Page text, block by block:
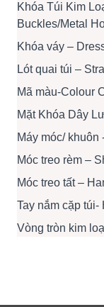
Khóa Túi Kim
Buckles/Metal
Khóa váy –
Lót quai túi –
Mã màu-Colour
Mặt Khóa Dây
Máy móc/ khuôn
Móc treo rèm –
Móc treo tất –
Tay nắm cặp túi-
Vòng tròn kim